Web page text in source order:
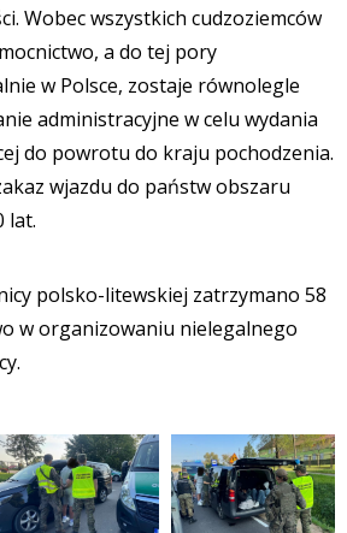
Wobec wszystkich cudzoziemców
a do tej pory
w Polsce, zostaje równolegle
administracyjne w celu wydania
do powrotu do kraju pochodzenia.
wjazdu do państw obszaru
lat.
polsko-litewskiej zatrzymano 58
w organizowaniu nielegalnego